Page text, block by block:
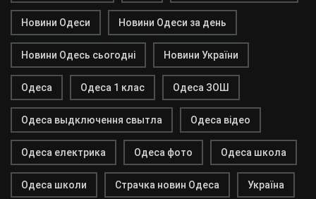
Новини Одеси Новини Одеси за день
Новини Одесь сьогодні Новини України
Одеса Одеса 1 клас Одеса ЗОШ
Одеса выдключення свытла Одеса відео
Одеса електрика Одеса фото Одеса школа
Одеса школи Страчка новин Одеса Україна